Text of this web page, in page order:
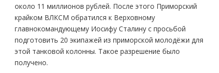
около 11 миллионов рублей. После этого Приморский
крайком ВЛКСМ обратился к Верховному
главнокомандующему Иосифу Сталину с просьбой
подготовить 20 экипажей из приморской молодёжи для
этой танковой колонны. Такое разрешение было
получено.